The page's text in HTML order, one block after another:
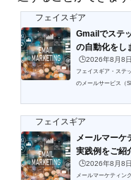
フェイスギア
Gmailでステ
の自動化をし
🕒️2026年8月8日
フェイスギア・ステ
のメールサービス（
を自動化できます。
ーケティング）を実
フェイスギア
メールマーケ
実践例をご紹
🕒️2026年8月8日
メールマーケティン